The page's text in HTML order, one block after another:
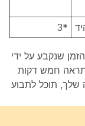
*3
שנקבע על ידי
חמש דקות
שלך, תוכל לתבוע